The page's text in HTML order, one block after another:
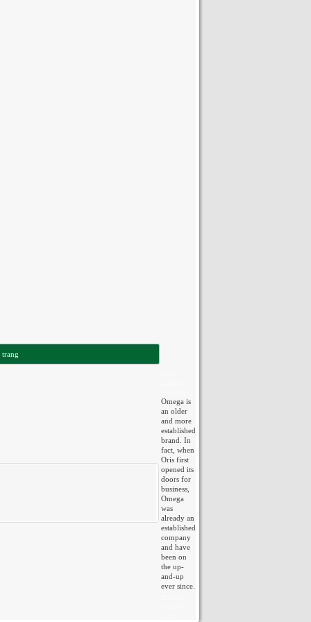
trang
Omega is
an older
and more
established
brand. In
fact, when
Oris first
opened its
doors for
business,
Omega
was
already an
established
company
and have
been on
the up-
and-up
ever since.